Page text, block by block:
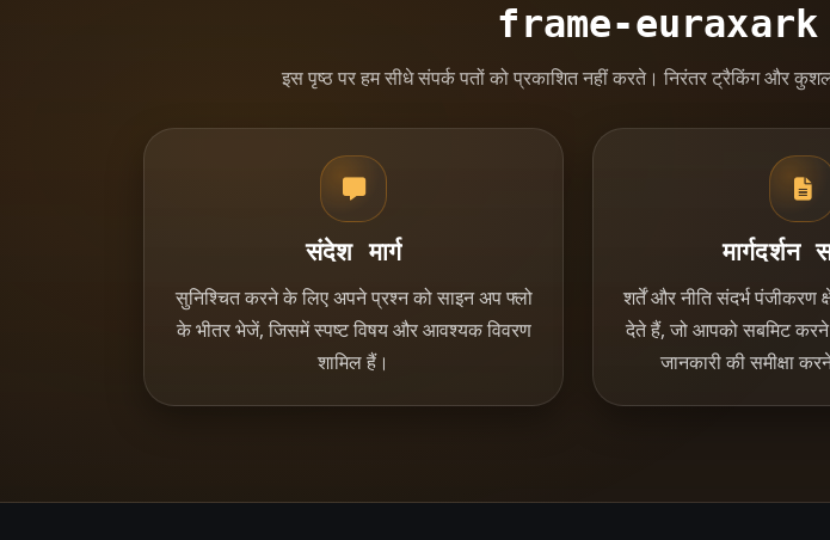
frame-
इस पृष्ठ पर हम सीधे संपर्क पतों को प्रकाशित नहीं करते। निरंतर ट्रैकिंग और
संदेश मार्ग
सुनिश्चित करने के लिए अपने प्रश्न को साइन अप फ्लो
के भीतर भेजें, जिसमें स्पष्ट विषय और आवश्यक विवरण
शामिल हैं।
मार्गदर्शन
शर्तें और नीति संदर्भ पंजीकरण
देते हैं, जो आपको सबमिट
जानकारी की समीक्षा